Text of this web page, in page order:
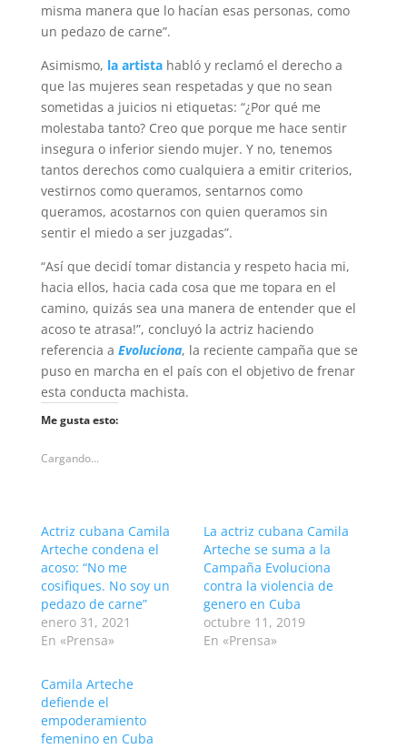
misma manera que lo hacían esas personas, como
un pedazo de carne”.
Asimismo, la artistahabló y reclamó el derecho a
que las mujeres sean respetadas y que no sean
sometidas a juicios ni etiquetas: “¿Por qué me
molestaba tanto? Creo que porque me hace sentir
insegura o inferior siendo mujer. Y no, tenemos
tantos derechos como cualquiera a emitir criterios,
vestirnos como queramos, sentarnos como
queramos, acostarnos con quien queramos sin
sentir el miedo a ser juzgadas”.
“Así que decidí tomar distancia y respeto hacia mi,
hacia ellos, hacia cada cosa que me topara en el
camino, quizás sea una manera de entender que el
acoso te atrasa!”, concluyó la actriz haciendo
referencia a Evoluciona, la reciente campaña que se
puso en marcha en el país con el objetivo de frenar
esta conducta machista.
Me gusta esto:
Cargando...
Actriz cubana Camila
Arteche condena el
acoso: “No me
cosifiques. No soy un
pedazo de carne”
enero 31, 2021
En «Prensa»
La actriz cubana Camila
Arteche se suma a la
Campaña Evoluciona
contra la violencia de
genero en Cuba
octubre 11, 2019
En «Prensa»
Camila Arteche
defiende el
empoderamiento
femenino en Cuba